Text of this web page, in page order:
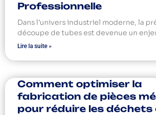
Professionnelle
Dans l’univers industriel moderne, la
découpe de tubes est devenue un
Lire la suite »
Comment optimiser la
fabrication de pièces
pour réduire les déchets